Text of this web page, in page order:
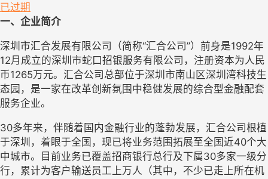
已过期
一、企业简介
深圳市汇合发展有限公司（简称“汇合公司”）前身是1992年
12月成立的深圳市蛇口招银服务有限公司，注册资本为人民
币1265万元。汇合公司总部位于深圳市南山区深圳湾科技生
态园，是一家在改革创新氛围中稳健发展的综合型金融配套
服务企业。
30多年来，伴随着国内金融行业的蓬勃发展，汇合公司根植
于深圳，着眼于全国，现已将业务范围拓展至全国近40个大
中城市。目前业务已覆盖招商银行总行及下属30多家一级分
行，累计为客户输送员工上万人（其中，不少已走上所在机